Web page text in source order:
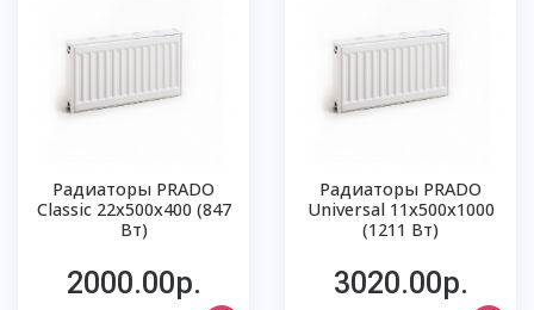
Радиаторы PRADO
Classic 22х500х400 (847
Вт)
2000.00р.
Радиаторы PRADO
Universal 11х500х1000
(1211 Вт)
3020.00р.